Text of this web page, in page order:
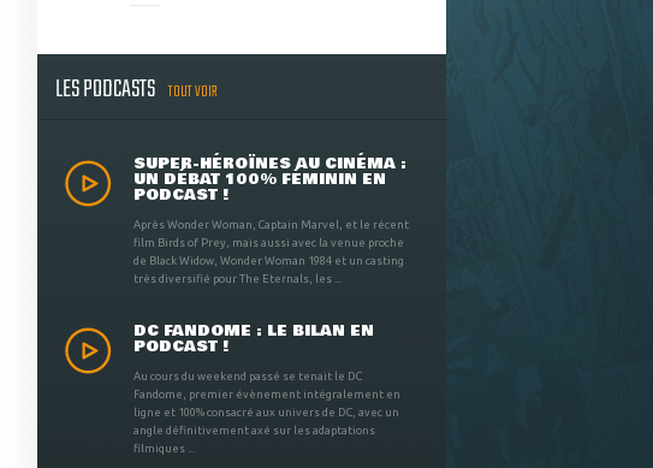
LES PODCASTS TOUT VOIR
SUPER-HÉROÏNES AU CINÉMA :
UN DÉBAT 100% FÉMININ EN
PODCAST !
Après Wonder Woman, Captain Marvel, et le récent
film Birds of Prey, mais aussi avec la venue proche
de Black Widow, Wonder Woman 1984 et un casting
très diversifié pour The Eternals, les ...
DC FANDOME : LE BILAN EN
PODCAST !
Au cours du weekend passé se tenait le DC
Fandome, premier évènement intégralement en
ligne et 100% consacré aux univers de DC, avec un
angle définitivement axé sur les adaptations
filmiques ...